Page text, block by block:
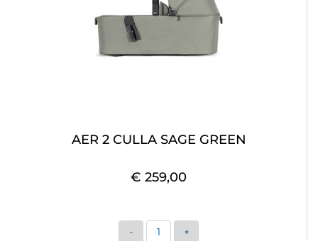
AER 2 CULLA SAGE GREEN
€ 259,00
Quantità